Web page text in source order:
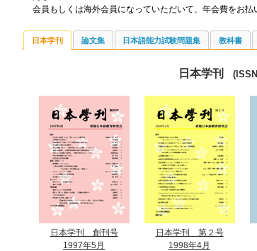
会員もしくは海外会員になっていただいて、年会費をお
日本学刊 論文集 日本語能力試験問題集 教科書
日本学刊 (ISSN
日本学刊 創刊号
1997年5月
日本学刊 第２号
1998年4月